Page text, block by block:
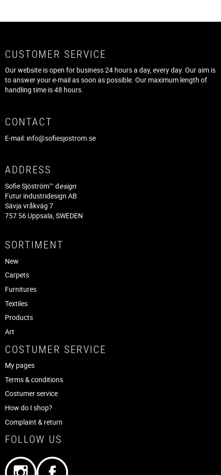
CUSTOMER SERVICE
Our website is open for business 24 hours a day, every day. Our aim is
to answer your e-mail as soon as possible. Our maximum length of
handling time is 48 hours.
CONTACT
E-mail: info@sofiesjostrom.se
ADDRESS
Sofie Sjöström™ design
Futur industridesign AB
Sävja vråkväg 7
757 56 Uppsala, SWEDEN
SORTIMENT
New
Carpets
Furnitures
Textiles
Products
Art
COSTUMER SERVICE
My pages
Terms & conditions
Costumer service
How do I shop?
Complaint & return
FOLLOW US